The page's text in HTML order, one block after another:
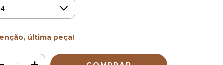
última peça!